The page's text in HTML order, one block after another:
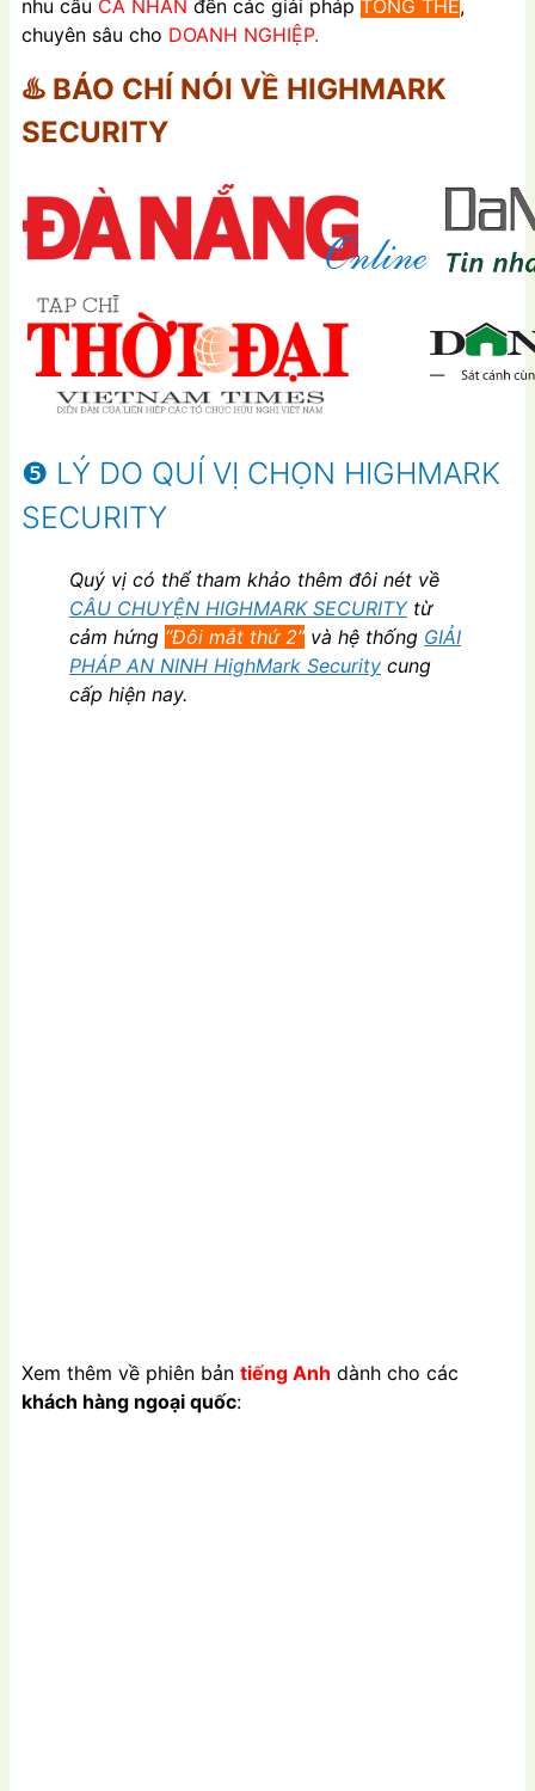
nhu cầu CÁ NHÂN đến các giải pháp TỔNG THỂ,
chuyên sâu cho DOANH NGHIỆP.
♨️ BÁO CHÍ NÓI VỀ HIGHMARK
SECURITY
❺ LÝ DO QUÍ VỊ CHỌN HIGHMARK
SECURITY
Quý vị có thể tham khảo thêm đôi nét về
CÂU CHUYỆN HIGHMARK SECURITYtừ
cảm hứng “Đôi mắt thứ 2” và hệ thống GIẢI
PHÁP AN NINH HighMark Security cung
cấp hiện nay.
Xem thêm về phiên bản tiếng Anh dành cho các
khách hàng ngoại quốc: